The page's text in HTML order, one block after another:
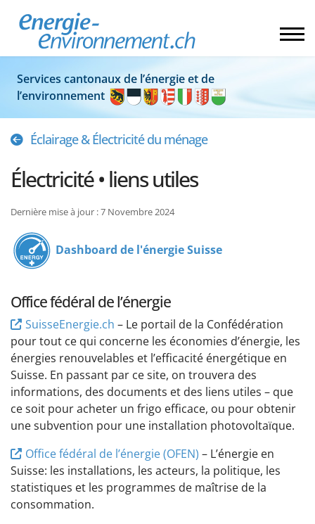
Services cantonaux de l’énergie et de
l’environnement
Éclairage & Électricité du ménage
Électricité • liens utiles
Dernière mise à jour : 7 Novembre 2024
Dashboard de l'énergie Suisse
Office fédéral de l’énergie
SuisseEnergie.ch – Le portail de la Confédération
pour tout ce qui concerne les économies d’énergie, les
énergies renouvelables et l’efficacité énergétique en
Suisse. En passant par ce site, on trouvera des
informations, des documents et des liens utiles – que
ce soit pour acheter un frigo efficace, ou pour obtenir
une subvention pour une installation photovoltaïque.
Office fédéral de l’énergie (OFEN) – L’énergie en
Suisse: les installations, les acteurs, la politique, les
statistiques et les programmes de maîtrise de la
consommation.